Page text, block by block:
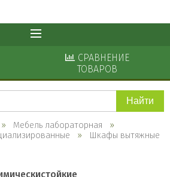
СРАВНЕНИЕ
ТОВАРОВ
Мебель лабораторная
Шкафы вытяжные